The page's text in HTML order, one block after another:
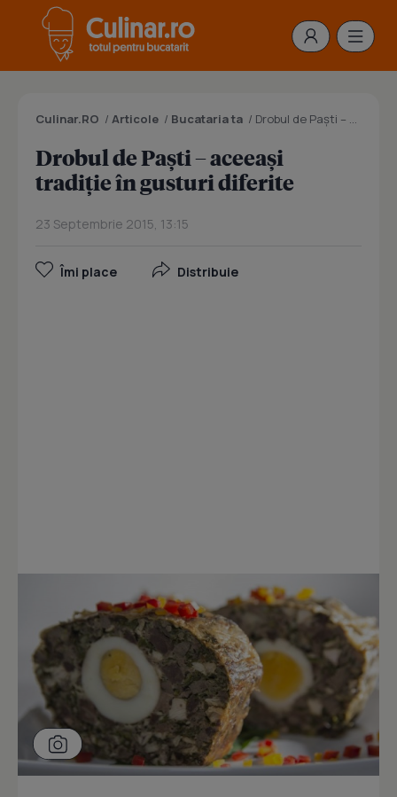
Culinar.RO / Articole / Bucataria ta / Drobul de Paşti – aceeaşi tradiţie în gusturi diferite
Drobul de Paşti – aceeaşi
tradiţie în gusturi diferite
23 Septembrie 2015, 13:15
Îmi place Distribuie